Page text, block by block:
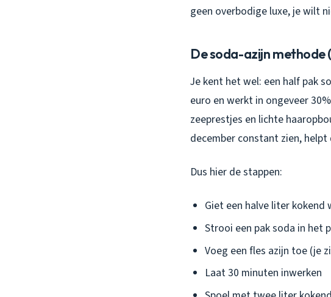
geen overbodige luxe, je wilt
De soda-azijn
Je kent het wel: een half pak
euro en werkt in ongeveer
zeeprestjes en lichte
december constant zien,
Dus hier de stappen:
Giet een halve liter
Strooi een pak soda in het
Voeg een fles azijn toe (je
Laat 30 minuten inwerken